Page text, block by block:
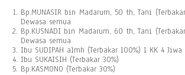
Bp.MUNASIR bin Madarum, 50 th, Tani
Dewasa semua
Bp.KUSNADI bin Madarum, 60 th, Tani
Dewasa semua
Ibu SUDIPAH almh (Terbakar 100%) 1 KK 4
Ibu SUKAISIH (Terbakar 30%)
Bp.KASMONO (Terbakar 30%)